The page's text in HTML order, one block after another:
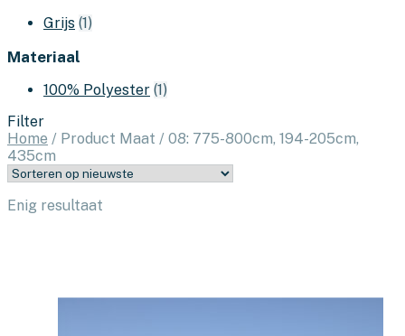
Grijs (1)
Materiaal
100% Polyester (1)
Filter
Home / Product Maat / 08: 775-800cm, 194-205cm,
435cm
Enig resultaat